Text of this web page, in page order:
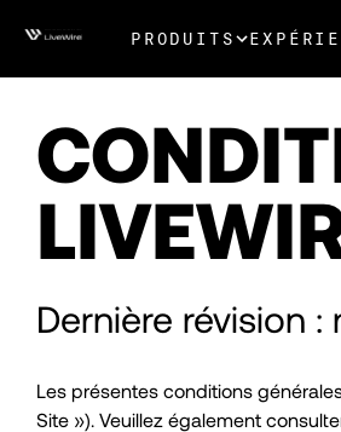
PRODUITS
Dernière révision :
Les présentes conditions
Site »). Veuillez également